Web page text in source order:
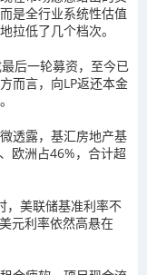
是全行业系统性估值
拉低了几个档次。
后一轮募资，至今已
而言，向LP返还本金
透露，基汇房地产基
欧洲占46%，合计超
，美联储基准利率不
元利率依然高悬在